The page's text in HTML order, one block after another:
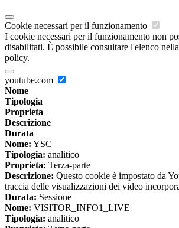
Cookie necessari per il funzionamento
I cookie necessari per il funzionamento non
disabilitati. È possibile consultare l'elenco
policy.
youtube.com
Nome
Tipologia
Proprieta
Descrizione
Durata
Nome: YSC
Tipologia: analitico
Proprieta: Terza-parte
Descrizione: Questo cookie è impostato da
traccia delle visualizzazioni dei video
Durata: Sessione
Nome: VISITOR_INFO1_LIVE
Tipologia: analitico